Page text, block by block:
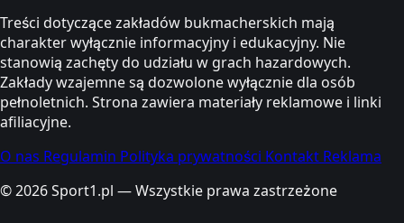
Treści dotyczące zakładów bukmacherskich mają
charakter wyłącznie informacyjny i edukacyjny. Nie
stanowią zachęty do udziału w grach hazardowych.
Zakłady wzajemne są dozwolone wyłącznie dla osób
pełnoletnich. Strona zawiera materiały reklamowe i linki
afiliacyjne.
O nas Regulamin Polityka prywatności Kontakt Reklama
© 2026 Sport1.pl — Wszystkie prawa zastrzeżone